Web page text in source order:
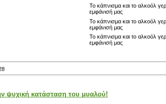
Το κάπνισμα και το αλκοόλ
εμφάνισή μας
Το κάπνισμα και το αλκοόλ
εμφάνισή μας
Το κάπνισμα και το αλκοόλ
εμφάνισή μας
ψυχική κατάσταση του μυαλού!